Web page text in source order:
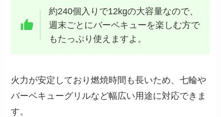
約240個入りで12kgの大容量なので、
週末ごとにバーベキューを楽しむ方で
もたっぷり使えますよ。
火力が安定しており燃焼時間も長いため、七輪や
バーベキューグリルなど幅広い用途に対応できま
す。